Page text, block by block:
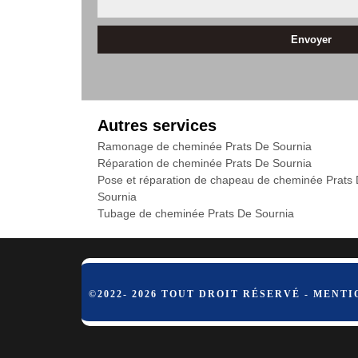
Autres services
Ramonage de cheminée Prats De Sournia
Réparation de cheminée Prats De Sournia
Pose et réparation de chapeau de cheminée Prats
Sournia
Tubage de cheminée Prats De Sournia
©2022- 2026 TOUT DROIT RÉSERVÉ -